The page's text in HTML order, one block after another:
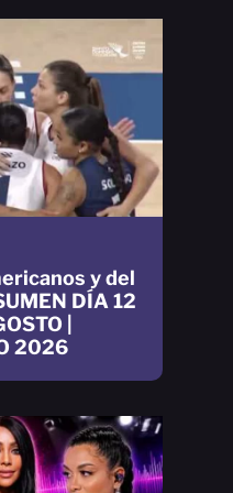
y del
DÍA 12
|
2026